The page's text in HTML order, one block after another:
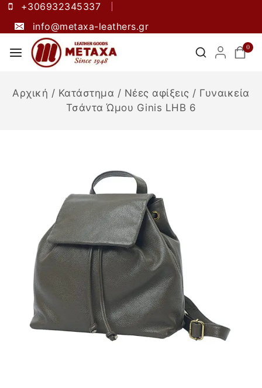
+306932345337
info@metaxa-leathers.gr
0
Αρχική / Κατάστημα / Νέες αφίξεις / Γυναικεία
Τσάντα Ώμου Ginis LHB 6